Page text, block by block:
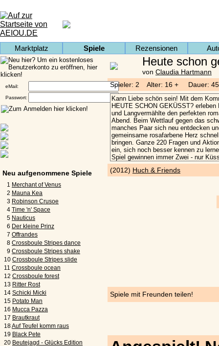
Marktplatz Spiele Rezensionen
eMail:
Passwort:
Neu aufgenommene Spiele
1 Merchant of Venus
2 Mauna Kea
3 Robinson Crusoe
4 Time 'n' Space
5 Nauticus
6 Der kleine Prinz
7 Offrandes
8 Crossboule Stripes dance
9 Crossboule Stripes shake
10 Crossboule Stripes slide
11 Crossboule ocean
12 Crossboule forest
13 Ritter Rost
14 Schicki Micki
15 Potato Man
16 Mucca Pazza
17 Brautkraut
18Auf Teufel komm raus
19 Black Pete
20 Beutejagd - Glücks Edition
Heute schon
von Claudia Hartmann
Spieler: 2 Alter: 16 + Dauer: 45
(2012) Huch & Friends
Spiele mit Freunden teilen!